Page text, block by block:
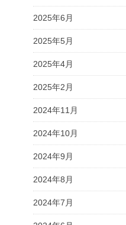
2025年6月
2025年5月
2025年4月
2025年2月
2024年11月
2024年10月
2024年9月
2024年8月
2024年7月